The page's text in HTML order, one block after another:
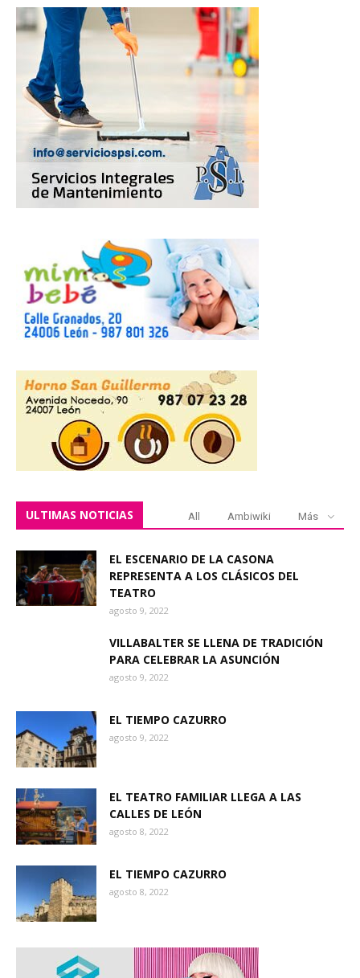
ULTIMAS NOTICIAS All Ambiwiki Más
EL ESCENARIO DE LA CASONA
REPRESENTA A LOS CLÁSICOS DEL
TEATRO
agosto 9, 2022
VILLABALTER SE LLENA DE TRADICIÓN
PARA CELEBRAR LA ASUNCIÓN
agosto 9, 2022
EL TIEMPO CAZURRO
agosto 9, 2022
EL TEATRO FAMILIAR LLEGA A LAS
CALLES DE LEÓN
agosto 8, 2022
EL TIEMPO CAZURRO
agosto 8, 2022